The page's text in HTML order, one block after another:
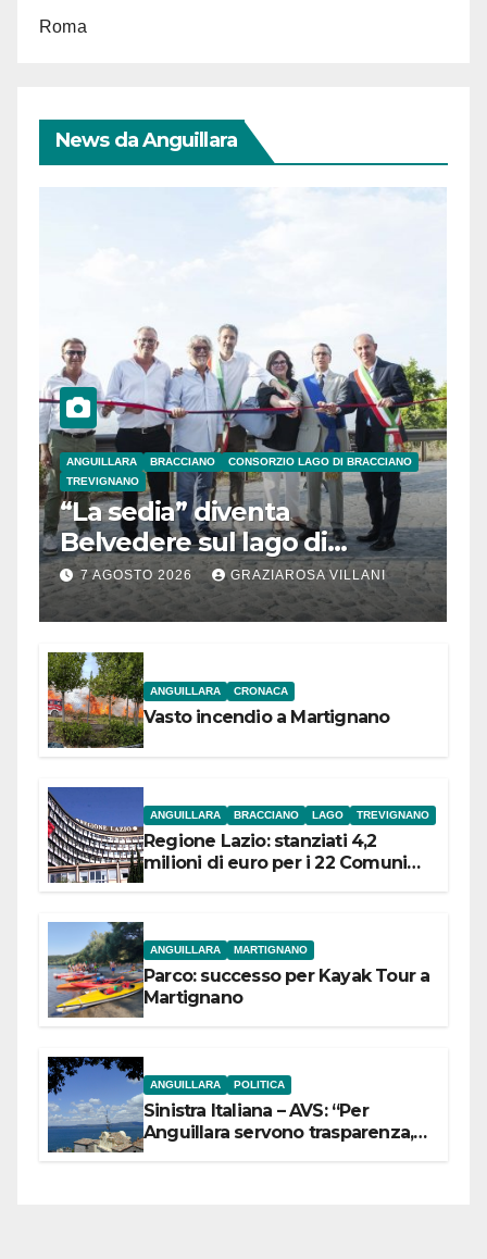
Roma
News da Anguillara
ANGUILLARA BRACCIANO
CONSORZIO LAGO DI BRACCIANO
TREVIGNANO
“La sedia” diventa
Belvedere sul lago di
Bracciano: ieri
l’inaugurazione
7 AGOSTO 2026 GRAZIAROSA VILLANI
ANGUILLARA CRONACA
Vasto incendio a Martignano
ANGUILLARA BRACCIANO LAGO TREVIGNANO
Regione Lazio: stanziati 4,2
milioni di euro per i 22 Comuni
ANGUILLARA MARTIGNANO
Parco: successo per Kayak Tour a
Martignano
ANGUILLARA POLITICA
Sinistra Italiana – AVS: “Per
Anguillara servono trasparenza,